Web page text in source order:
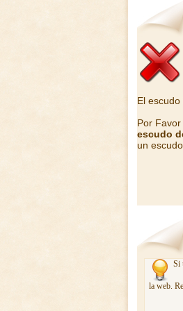
El
Por
escudo
un
Si
la web.